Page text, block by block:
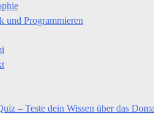
und Programmieren
– Teste dein Wissen über das